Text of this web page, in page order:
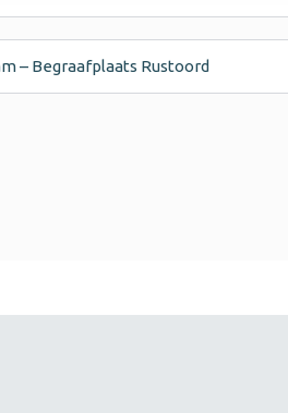
– Begraafplaats Rustoord